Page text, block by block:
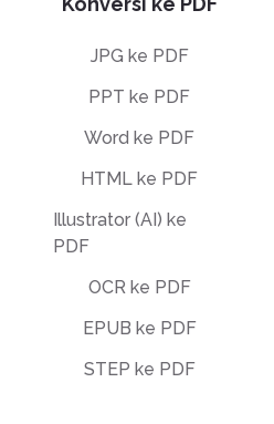
JPG ke PDF
PPT ke PDF
Word ke PDF
HTML ke PDF
Illustrator (AI) ke
PDF
OCR ke PDF
EPUB ke PDF
STEP ke PDF